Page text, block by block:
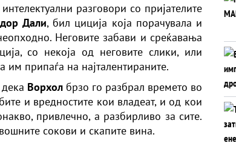
разговори со пријателите
Дали, бил циција која порачувала и
Неговите забави и среќавања
со некоја од неговите слики, или
им припаѓа на најталентираните.
Ворхол брзо го разбрал времето во
и вредностите кои владеат, и од кои
привлечно, а разбирливо за сите.
сокови и скапите вина.